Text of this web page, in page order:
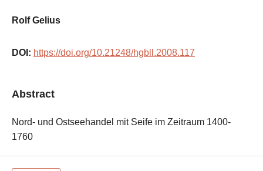
Rolf Gelius
DOI: https://doi.org/10.21248/hgbll.2008.117
Abstract
Nord- und Ostseehandel mit Seife im Zeitraum 1400-
1760